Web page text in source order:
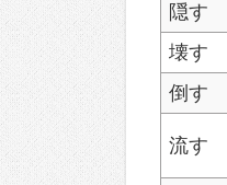
隠す
壊す
倒す
流す